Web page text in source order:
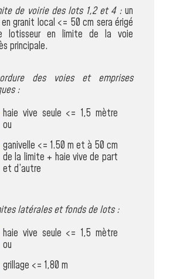
de voirie des lots 1,2 et 4 :un
granit local <= 50 cm sera érigé
lotisseur en limite de la voie
principale.
des voies et emprises
:
haie vive seule <= 1,5 mètre
ou
ganivelle <= 1.50 m et à 50 cm
de la limite + haie vive de part
et d’autre
latérales et fonds de lots :
haie vive seule <= 1,5 mètre
ou
grillage <= 1,80 m